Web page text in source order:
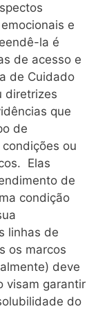
e
la é
de acesso e
de Cuidado
diretrizes
que
de
ou
Elas
de
condição
linhas de
os marcos
deve
visam garantir
do